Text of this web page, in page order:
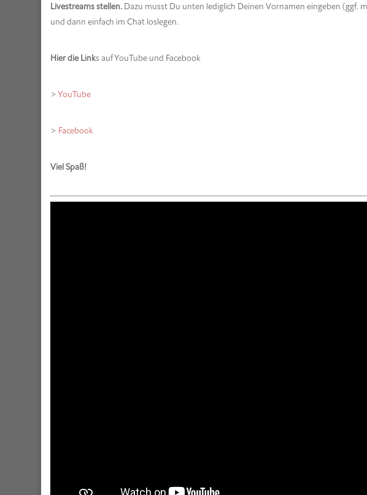
Livestreams stellen. Dazu musst Du unten lediglich Deinen Vornamen eingeben (ggf.
und dann einfach im Chat loslegen.
Hier die Links auf YouTube und Facebook
>YouTube
> Facebook
Viel Spaß!